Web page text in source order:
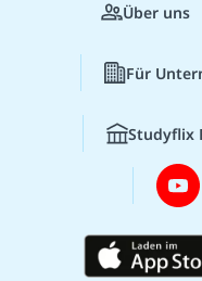
Über uns
Für
Studyflix